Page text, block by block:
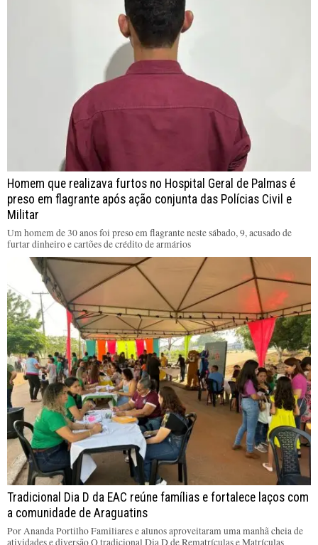
Homem que realizava furtos no Hospital Geral de Palmas é
preso em flagrante após ação conjunta das Polícias Civil e
Militar
Um homem de 30 anos foi preso em flagrante neste sábado, 9, acusado de
furtar dinheiro e cartões de crédito de armários
Tradicional Dia D da EAC reúne famílias e fortalece laços com
a comunidade de Araguatins
Por Ananda Portilho Familiares e alunos aproveitaram uma manhã cheia de
atividades e diversão O tradicional Dia D de Rematrículas e Matrículas